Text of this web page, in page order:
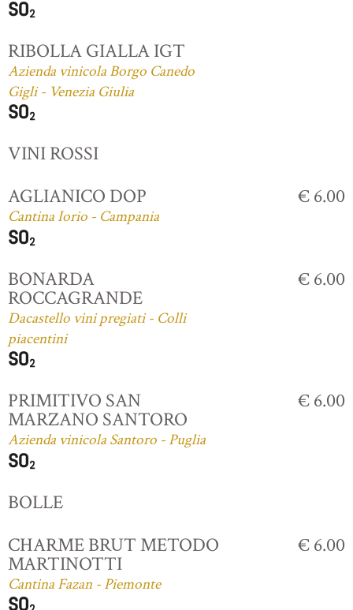
RIBOLLA GIALLA IGT
Azienda vinicola Borgo Canedo
Gigli - Venezia Giulia
VINI ROSSI
AGLIANICO DOP
Cantina Iorio - Campania
€ 6.00
BONARDA
ROCCAGRANDE
Dacastello vini pregiati - Colli
piacentini
€ 6.00
PRIMITIVO SAN
MARZANO SANTORO
Azienda vinicola Santoro - Puglia
€ 6.00
BOLLE
CHARME BRUT METODO
MARTINOTTI
Cantina Fazan - Piemonte
€ 6.00